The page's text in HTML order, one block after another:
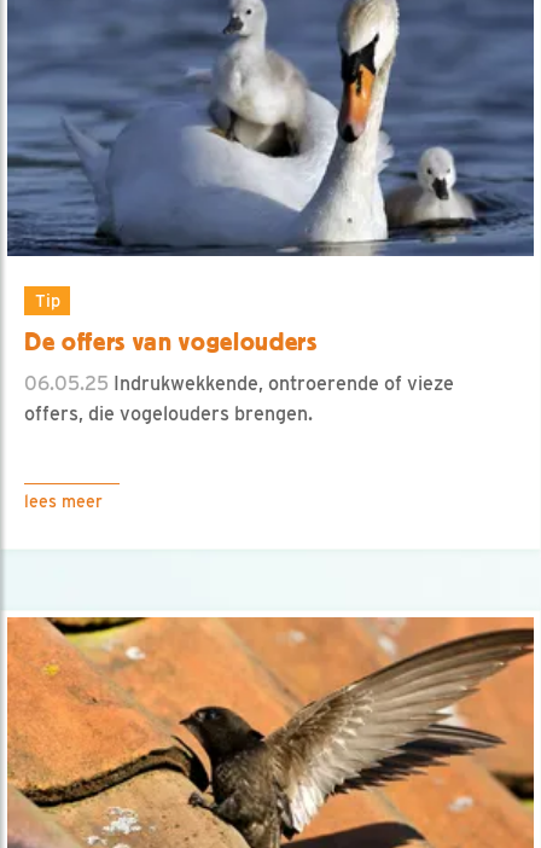
Tip
De offers van vogelouders
06.05.25 Indrukwekkende, ontroerende of vieze
offers, die vogelouders brengen.
lees meer